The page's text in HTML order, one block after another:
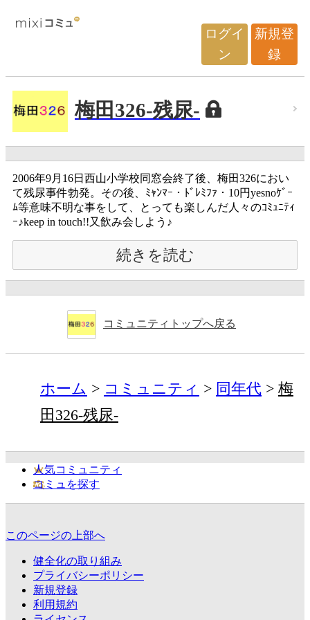
ログイ
ン
新規登
録
梅田326-残尿-
2006年9月16日西山小学校同窓会終了後、梅田326におい
て残尿事件勃発。その後、ﾐｬﾝﾏｰ・ﾄﾞﾚﾐﾌｧ・10円yesnoｹﾞｰ
ﾑ等意味不明な事をして、とっても楽しんだ人々のｺﾐｭﾆﾃｨ
ｰ♪keep in touch!!又飲み会しよう♪
続きを読む
コミュニティトップへ戻る
ホーム コミュニティ 同年代
梅
田326-残尿-
人気コミュニティ
コミュを探す
このページの上部へ
健全化の取り組み
プライバシーポリシー
新規登録
利用規約